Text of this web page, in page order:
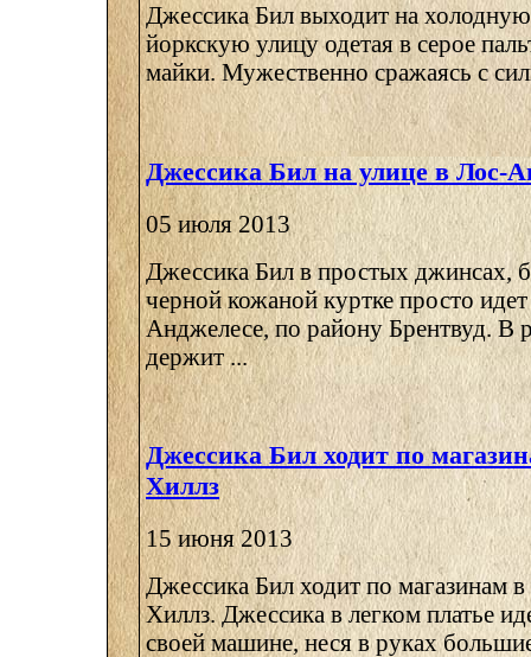
Джессика Бил выходит на
йоркскую улицу одетая в серое
майки. Мужественно сражаясь с
Джессика Бил на улице в Лос-
05 июля 2013
Джессика Бил в простых джинсах,
черной кожаной куртке просто
Анджелесе, по району Брентвуд. В
держит ...
Джессика Бил ходит по
Хиллз
15 июня 2013
Джессика Бил ходит по магазинам
Хиллз. Джессика в легком платье
своей машине, неся в руках